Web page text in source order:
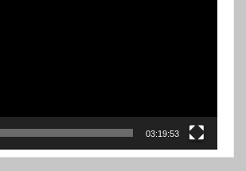
03:19:53